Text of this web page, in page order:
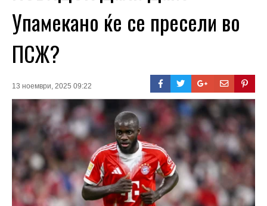
Упамекано ќе се пресели во
ПСЖ?
13 ноември, 2025 09:22